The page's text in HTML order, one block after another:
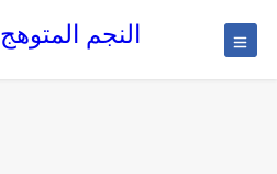
النجم المتوهج The glowing star